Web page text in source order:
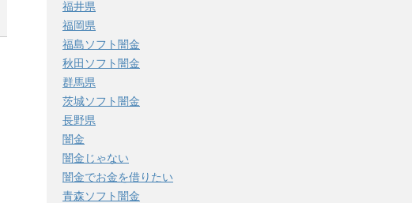
福井県
福岡県
福島ソフト闇金
秋田ソフト闇金
群馬県
茨城ソフト闇金
長野県
闇金
闇金じゃない
闇金でお金を借りたい
青森ソフト闇金